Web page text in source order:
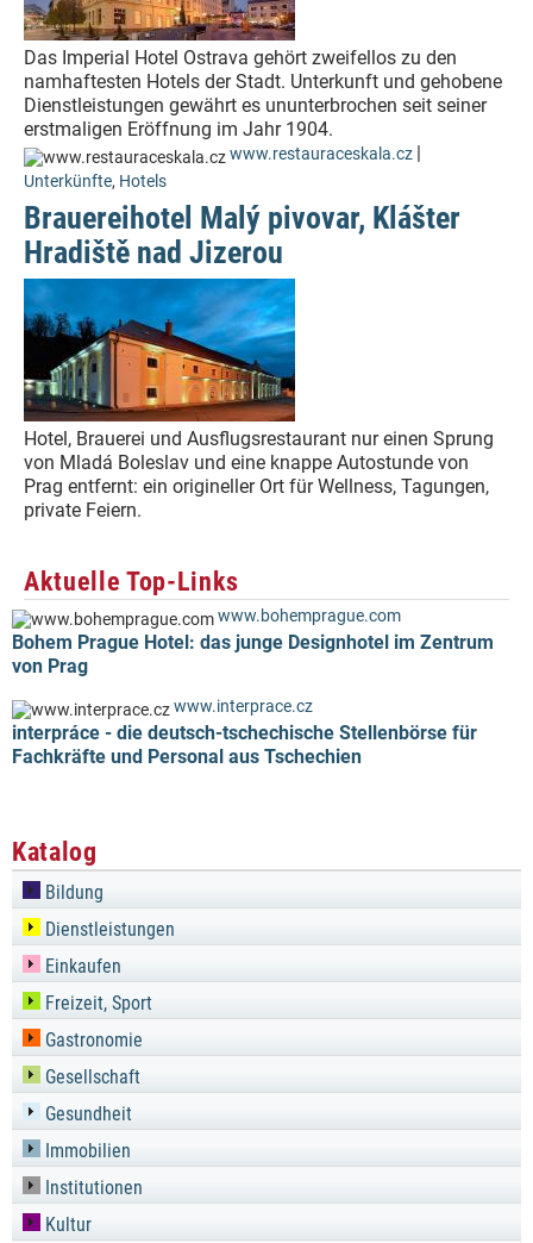
Das Imperial Hotel Ostrava gehört zweifellos zu den
namhaftesten Hotels der Stadt. Unterkunft und gehobene
Dienstleistungen gewährt es ununterbrochen seit seiner
erstmaligen Eröffnung im Jahr 1904.
www.restauraceskala.cz |
Unterkünfte, Hotels
Brauereihotel Malý pivovar, Klášter
Hradiště nad Jizerou
Hotel, Brauerei und Ausflugsrestaurant nur einen Sprung
von Mladá Boleslav und eine knappe Autostunde von
Prag entfernt: ein origineller Ort für Wellness, Tagungen,
private Feiern.
Aktuelle Top-Links
www.bohemprague.com
Bohem Prague Hotel: das junge Designhotel im Zentrum
von Prag
www.interprace.cz
interpráce - die deutsch-tschechische Stellenbörse für
Fachkräfte und Personal aus Tschechien
Katalog
Bildung
Dienstleistungen
Einkaufen
Freizeit, Sport
Gastronomie
Gesellschaft
Gesundheit
Immobilien
Institutionen
Kultur